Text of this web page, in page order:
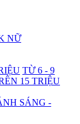
NỮ
TỪ 6 - 9
15 TRIỆU
SÁNG -